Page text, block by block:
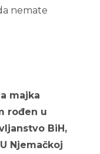
nemate
majka
rođen u
BiH,
Njemačkoj